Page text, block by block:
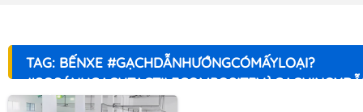
TAG: BẾNXE #GẠCHDẪNHƯỚNGCÓMẤYLOẠI?
#TẤMNHỰACOMPOSITE #TẤMCO